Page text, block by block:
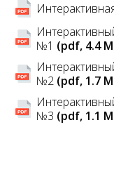
№1 (pdf, 4.4
№2 (pdf, 1.7
№3 (pdf, 1.1